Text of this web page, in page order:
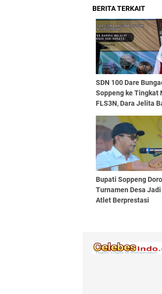
BERITA TERKAIT
SDN 100 Dare
Soppeng ke Tingkat
FLS3N, Dara Jelita
Bupati Soppeng
Turnamen Desa
Atlet Berprestasi